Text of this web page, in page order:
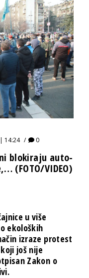
14:24 0
blokiraju auto-
(FOTO/VIDEO)
u više
ekoloških
izraze protest
još nije
Zakon o